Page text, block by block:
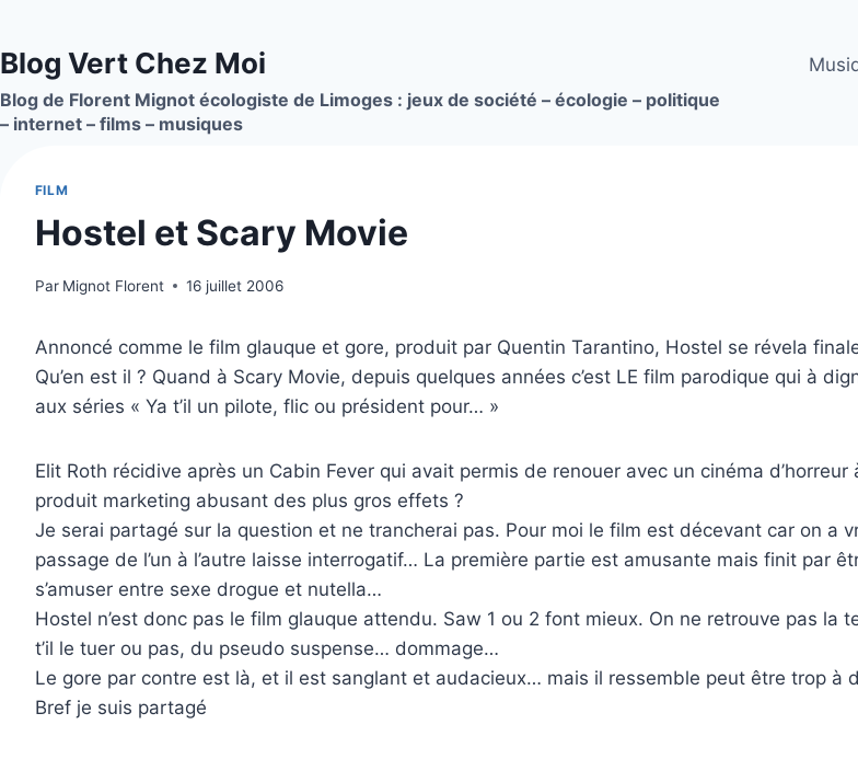
contenu
Blog Vert Chez Moi
Blog de Florent Mignot écologiste de Limoges : jeux de société – écologie – politique
– internet – films – musiques
FILM
Hostel et Scary Movie
Par Mignot Florent 16 juillet 2006
Annoncé comme le film glauque et gore, produit par Quentin Tarantino, Hostel se révela
Qu’en est il ? Quand à Scary Movie, depuis quelques années c’est LE film parodique qui à
aux séries « Ya t’il un pilote, flic ou président pour… »
Elit Roth récidive après un Cabin Fever qui avait permis de renouer avec un cinéma
produit marketing abusant des plus gros effets ?
Je serai partagé sur la question et ne trancherai pas. Pour moi le film est décevant car on a
passage de l’un à l’autre laisse interrogatif… La première partie est amusante mais finit par
s’amuser entre sexe drogue et nutella…
Hostel n’est donc pas le film glauque attendu. Saw 1 ou 2 font mieux. On ne retrouve pas la
t’il le tuer ou pas, du pseudo suspense… dommage…
Le gore par contre est là, et il est sanglant et audacieux… mais il ressemble peut être trop à
Bref je suis partagé